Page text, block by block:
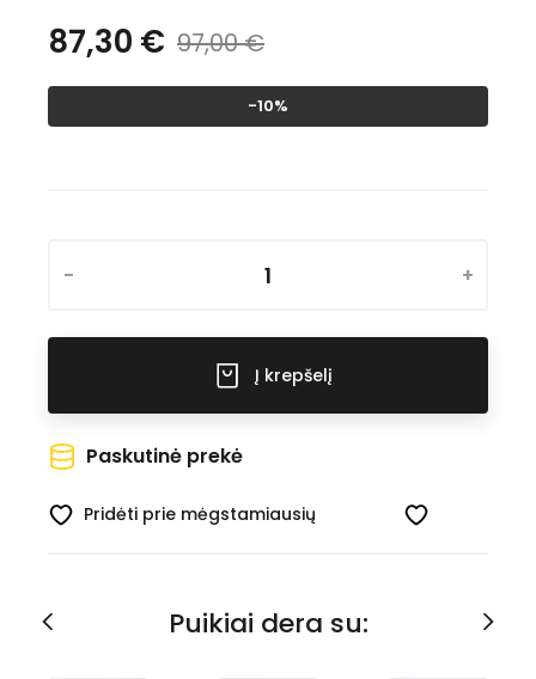
87,30 € 97,00 €
-10%
- +
Į krepšelį
Paskutinė prekė
Pridėti prie mėgstamiausių
Puikiai dera su: